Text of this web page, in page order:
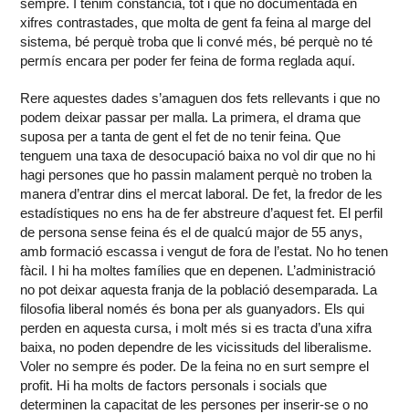
sempre. I tenim constància, tot i que no documentada en
xifres contrastades, que molta de gent fa feina al marge del
sistema, bé perquè troba que li convé més, bé perquè no té
permís encara per poder fer feina de forma reglada aquí.
Rere aquestes dades s’amaguen dos fets rellevants i que no
podem deixar passar per malla. La primera, el drama que
suposa per a tanta de gent el fet de no tenir feina. Que
tenguem una taxa de desocupació baixa no vol dir que no hi
hagi persones que ho passin malament perquè no troben la
manera d’entrar dins el mercat laboral. De fet, la fredor de les
estadístiques no ens ha de fer abstreure d’aquest fet. El perfil
de persona sense feina és el de qualcú major de 55 anys,
amb formació escassa i vengut de fora de l’estat. No ho tenen
fàcil. I hi ha moltes famílies que en depenen. L’administració
no pot deixar aquesta franja de la població desemparada. La
filosofia liberal només és bona per als guanyadors. Els qui
perden en aquesta cursa, i molt més si es tracta d’una xifra
baixa, no poden dependre de les vicissituds del liberalisme.
Voler no sempre és poder. De la feina no en surt sempre el
profit. Hi ha molts de factors personals i socials que
determinen la capacitat de les persones per inserir-se o no